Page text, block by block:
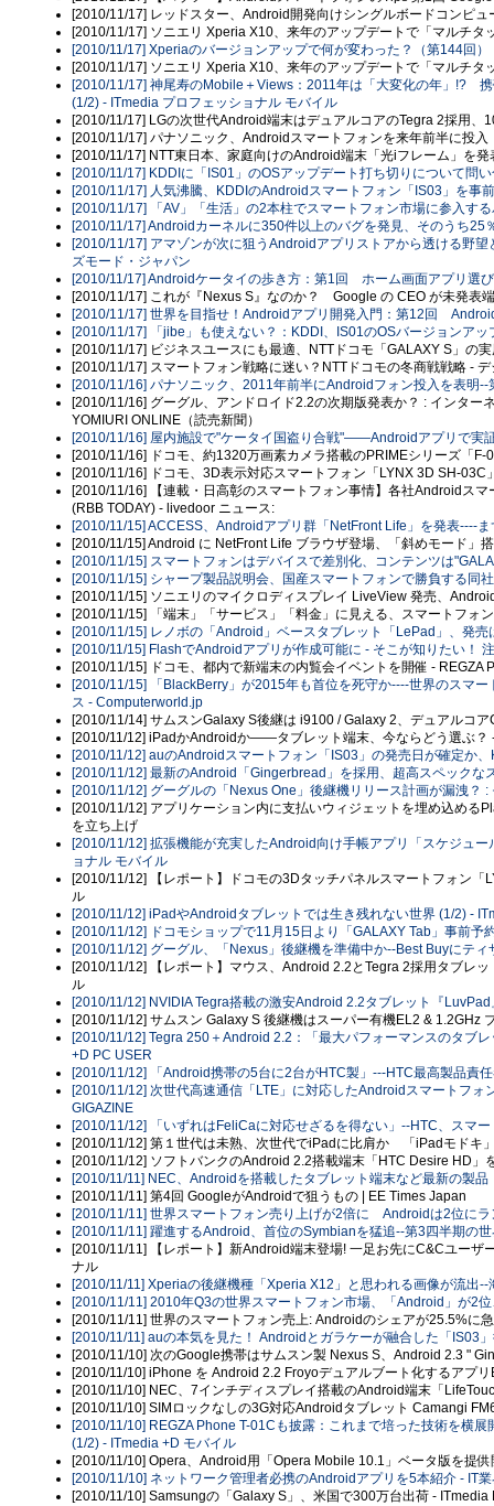
[2010/11/17] レッドスター、Android開発向けシングルボードコンピ
[2010/11/17] ソニエリ Xperia X10、来年のアップデートで「マルチタ
[2010/11/17] Xperiaのバージョンアップで何が変わった？（第144回
[2010/11/17] ソニエリ Xperia X10、来年のアップデートで「マルチタ
[2010/11/17] 神尾寿のMobile＋Views：2011年は「大変化の年」!?
(1/2) - ITmedia プロフェッショナル モバイル
[2010/11/17] LGの次世代Android端末はデュアルコアのTegra 2採用、
[2010/11/17] パナソニック、Androidスマートフォンを来年前半に投入
[2010/11/17] NTT東日本、家庭向けのAndroid端末「光iフレーム」を
[2010/11/17] KDDIに「IS01」のOSアップデート打ち切りについて問
[2010/11/17] 人気沸騰、KDDIのAndroidスマートフォン「IS03」を事
[2010/11/17] 「AV」「生活」の2本柱でスマートフォン市場に参入す
[2010/11/17] Androidカーネルに350件以上のバグを発見、そのうち25
[2010/11/17] アマゾンが次に狙うAndroidアプリストアから透ける野
ズモード・ジャパン
[2010/11/17] Androidケータイの歩き方：第1回 ホーム画面アプリ選
[2010/11/17] これが『Nexus S』なのか？ Google の CEO が未発表
[2010/11/17] 世界を目指せ！Androidアプリ開発入門：第12回
[2010/11/17] 「jibe」も使えない？：KDDI、IS01のOSバージョンア
[2010/11/17] ビジネスユースにも最適、NTTドコモ「GALAXY S」の
[2010/11/17] スマートフォン戦略に迷い？NTTドコモの冬商戦戦略 -
[2010/11/16] パナソニック、2011年前半にAndroidフォン投入を表明
[2010/11/16] グーグル、アンドロイド2.2の次期版発表か？ : インター
YOMIURI ONLINE（読売新聞）
[2010/11/16] 屋内施設で"ケータイ国盗り合戦"――Androidアプリで実
[2010/11/16] ドコモ、約1320万画素カメラ搭載のPRIMEシリーズ「
[2010/11/16] ドコモ、3D表示対応スマートフォン「LYNX 3D SH-03C
[2010/11/16] 【連載・日高彰のスマートフォン事情】各社Androidス
(RBB TODAY) - livedoor ニュース:
[2010/11/15] ACCESS、Androidアプリ群「NetFront Life」を発表----
[2010/11/15] Android に NetFront Life ブラウザ登場、「斜めモード」
[2010/11/15] スマートフォンはデバイスで差別化、コンテンツは
[2010/11/15] シャープ製品説明会、国産スマートフォンで勝負する同
[2010/11/15] ソニエリのマイクロディスプレイ LiveView 発売、
[2010/11/15] 「端末」「サービス」「料金」に見える、スマートフォ
[2010/11/15] レノボの「Android」ベースタブレット「LePad」、発
[2010/11/15] FlashでAndroidアプリが作成可能に - そこが知りたい！
[2010/11/15] ドコモ、都内で新端末の内覧会イベントを開催 - REGZA
[2010/11/15] 「BlackBerry」が2015年も首位を死守か----世界のスマ
ス - Computerworld.jp
[2010/11/14] サムスンGalaxy S後継は i9100 / Galaxy 2、デュアルコア
[2010/11/12] iPadかAndroidか――タブレット端末、今ならどう選ぶ？
[2010/11/12] auのAndroidスマートフォン「IS03」の発売日が確定か
[2010/11/12] 最新のAndroid「Gingerbread」を採用、超高スペックな
[2010/11/12] グーグルの「Nexus One」後継機リリース計画が漏洩？
[2010/11/12] アプリケーション内に支払いウィジェットを埋め込める
を立ち上げ
[2010/11/12] 拡張機能が充実したAndroid向け手帳アプリ「スケジュ
ョナル モバイル
[2010/11/12] 【レポート】ドコモの3Dタッチパネルスマートフォン
ル
[2010/11/12] iPadやAndroidタブレットでは生き残れない世界 (1/2) -
[2010/11/12] ドコモショップで11月15日より「GALAXY Tab」事前予
[2010/11/12] グーグル、「Nexus」後継機を準備中か--Best Buyにテ
[2010/11/12] 【レポート】マウス、Android 2.2とTegra 2採用タブレ
ル
[2010/11/12] NVIDIA Tegra搭載の激安Android 2.2タブレット『
[2010/11/12] サムスン Galaxy S 後継機はスーパー有機EL2 & 1.2GHz
[2010/11/12] Tegra 250＋Android 2.2：「最大パフォーマンスのタ
+D PC USER
[2010/11/12] 「Android携帯の5台に2台がHTC製」---HTC最高製品責
[2010/11/12] 次世代高速通信「LTE」に対応したAndroidスマートフ
GIGAZINE
[2010/11/12] 「いずれはFeliCaに対応せざるを得ない」--HTC、スマ
[2010/11/12] 第１世代は未熟、次世代でiPadに比肩か 「iPadモドキ
[2010/11/12] ソフトバンクのAndroid 2.2搭載端末「HTC Desire HD」
[2010/11/11] NEC、Androidを搭載したタブレット端末など最新の製
[2010/11/11] 第4回 GoogleがAndroidで狙うもの | EE Times Japan
[2010/11/11] 世界スマートフォン売り上げが2倍に Androidは2位に
[2010/11/11] 躍進するAndroid、首位のSymbianを猛追--第3四半期の
[2010/11/11] 【レポート】新Android端末登場! 一足お先にC&Cユーザ
ナル
[2010/11/11] Xperiaの後継機種「Xperia X12」と思われる画像が流出
[2010/11/11] 2010年Q3の世界スマートフォン市場、「Android」が2
[2010/11/11] 世界のスマートフォン売上: Androidのシェアが25.5%に
[2010/11/11] auの本気を見た！ Androidとガラケーが融合した「IS03
[2010/11/10] 次のGoogle携帯はサムスン製 Nexus S、Android 2.3 "
[2010/11/10] iPhone を Android 2.2 Froyoデュアルブート化するアプ
[2010/11/10] NEC、7インチディスプレイ搭載のAndroid端末「
[2010/11/10] SIMロックなしの3G対応Androidタブレット Camangi
[2010/11/10] REGZA Phone T-01Cも披露：これまで培った技術を横
(1/2) - ITmedia +D モバイル
[2010/11/10] Opera、Android用「Opera Mobile 10.1」ベータ版を提
[2010/11/10] ネットワーク管理者必携のAndroidアプリを5本紹介 - IT
[2010/11/10] Samsungの「Galaxy S」、米国で300万台出荷 - ITmedia